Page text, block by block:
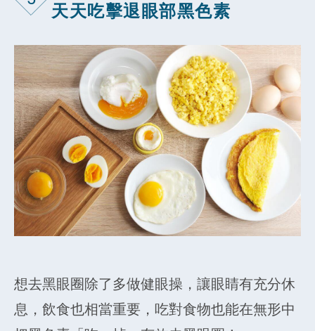
天天吃擊退眼部黑色素
想去黑眼圈除了多做健眼操，讓眼睛有充分休
息，飲食也相當重要，吃對食物也能在無形中